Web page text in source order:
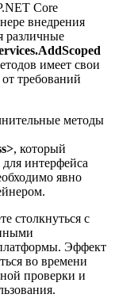
Core
внедрения
различные
имеет свои
требований
методы
, который
интерфейса
явно
столкнуться с
Эффект
во времени
проверки и